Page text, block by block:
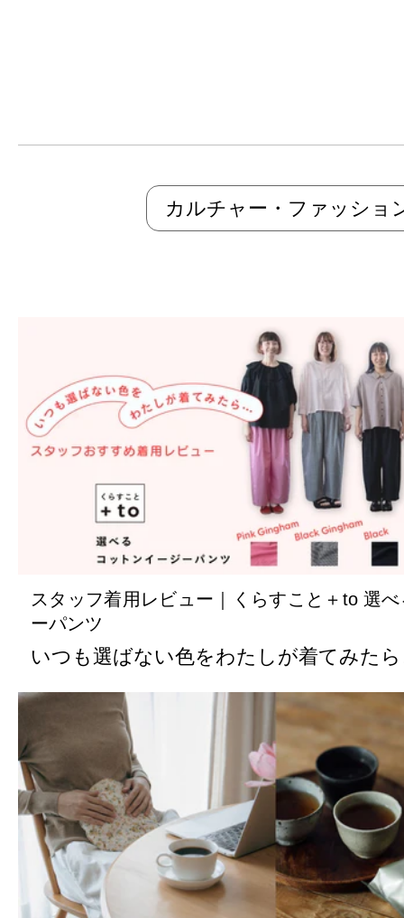
カルチャー・ファッショ
スタッフ着用レビュー｜くらすこと＋to 選
ーパンツ
いつも選ばない色をわたしが着てみた